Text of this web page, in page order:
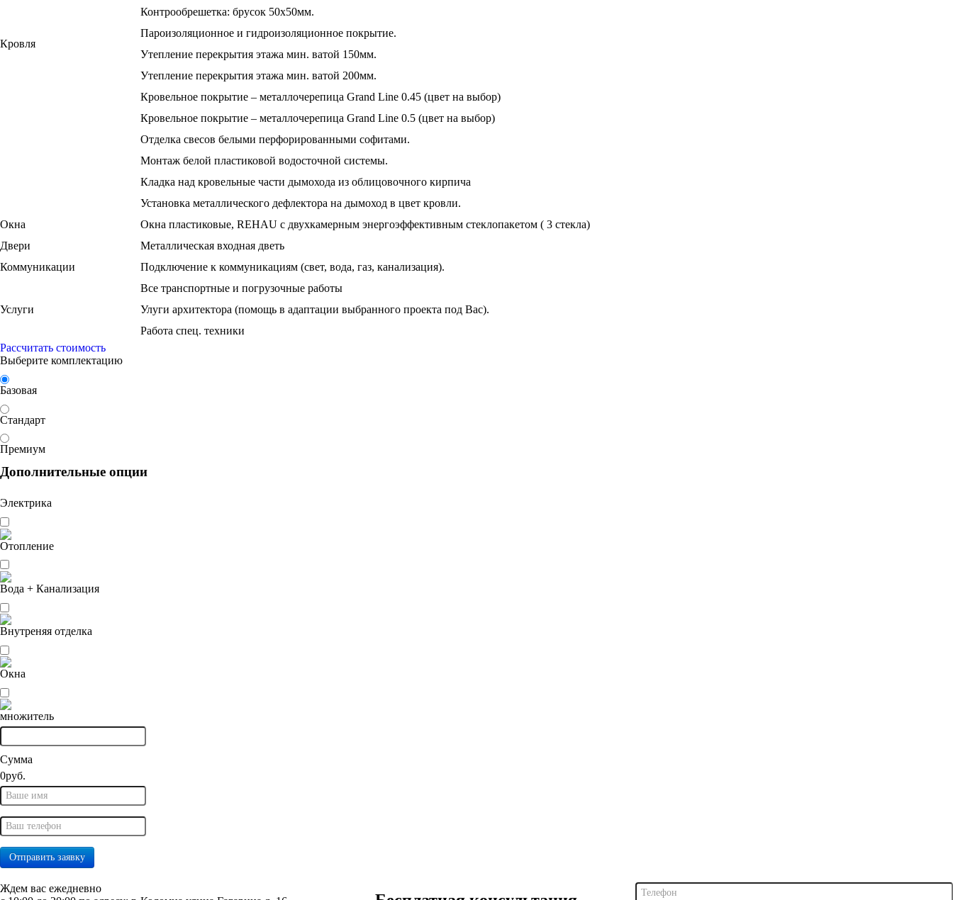
Кровля
Контрообрешетка: брусок 50х50мм.
Пароизоляционное и гидроизоляционное покрытие.
Утепление перекрытия этажа мин. ватой 150мм.
Утепление перекрытия этажа мин. ватой 200мм.
Кровельное покрытие – металлочерепица Grand Line 0.45 (цвет на выбор)
Кровельное покрытие – металлочерепица Grand Line 0.5 (цвет на выбор)
Отделка свесов белыми перфорированными софитами.
Монтаж белой пластиковой водосточной системы.
Кладка над кровельные части дымохода из облицовочного кирпича
Установка металлического дефлектора на дымоход в цвет кровли.
Окна
Окна пластиковые, REHAU с двухкамерным энергоэффективным стеклопакетом ( 3 стекла)
Двери
Металлическая входная дветь
Коммуникации
Подключение к коммуникациям (свет, вода, газ, канализация).
Услуги
Все транспортные и погрузочные работы
Улуги архитектора (помощь в адаптации выбранного проекта под Вас).
Работа спец. техники
Рассчитать стоимость
Выберите комплектацию
Базовая
Стандарт
Премиум
Дополнительные опции
Электрика
Отопление
Вода + Канализация
Внутреняя отделка
Окна
множитель
Сумма
0руб.
Ждем вас ежедневно